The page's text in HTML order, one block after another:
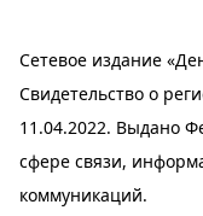
Сетевое издание
Свидетельство о
11.04.2022. Выдано
сфере связи,
коммуникаций.